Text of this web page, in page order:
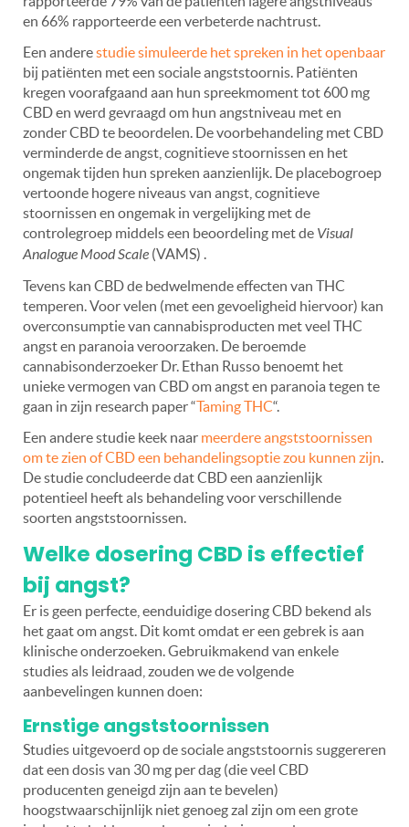
en 66% rapporteerde een verbeterde nachtrust.
Een anderestudie simuleerde het spreken in het openbaar
bij patiënten met een sociale angststoornis. Patiënten
kregen voorafgaand aan hun spreekmoment tot 600 mg
CBD en werd gevraagd om hun angstniveau met en
zonder CBD te beoordelen. De voorbehandeling met CBD
verminderde de angst, cognitieve stoornissen en het
ongemak tijden hun spreken aanzienlijk. De placebogroep
vertoonde hogere niveaus van angst, cognitieve
stoornissen en ongemak in vergelijking met de
controlegroep middels een beoordeling met de Visual
Analogue Mood Scale (VAMS) .
Tevens kan CBD de bedwelmende effecten van THC
temperen. Voor velen (met een gevoeligheid hiervoor) kan
overconsumptie van cannabisproducten met veel THC
angst en paranoia veroorzaken. De beroemde
cannabisonderzoeker Dr. Ethan Russo benoemt het
unieke vermogen van CBD om angst en paranoia tegen te
gaan in zijn research paper “Taming THC“.
Een andere studie keek naar meerdere angststoornissen
om te zien of CBD een behandelingsoptie zou kunnen zijn
De studie concludeerde dat CBD een aanzienlijk
potentieel heeft als behandeling voor verschillende
soorten angststoornissen.
Welke dosering CBD is effectief
bij angst?
Er is geen perfecte, eenduidige dosering CBD bekend als
het gaat om angst. Dit komt omdat er een gebrek is aan
klinische onderzoeken. Gebruikmakend van enkele
studies als leidraad, zouden we de volgende
aanbevelingen kunnen doen:
Ernstige angststoornissen
Studies uitgevoerd op de sociale angststoornis suggereren
dat een dosis van 30 mg per dag (die veel CBD
producenten geneigd zijn aan te bevelen)
hoogstwaarschijnlijk niet genoeg zal zijn om een ​​grote